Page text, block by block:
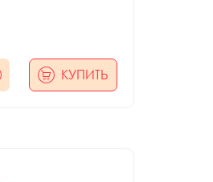
КУПИТЬ